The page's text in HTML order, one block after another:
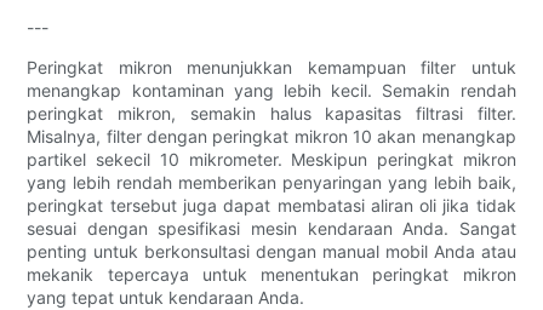
---
Peringkat mikron menunjukkan kemampuan filter untuk
menangkap kontaminan yang lebih kecil. Semakin rendah
peringkat mikron, semakin halus kapasitas filtrasi filter.
Misalnya, filter dengan peringkat mikron 10 akan menangkap
partikel sekecil 10 mikrometer. Meskipun peringkat mikron
yang lebih rendah memberikan penyaringan yang lebih baik,
peringkat tersebut juga dapat membatasi aliran oli jika tidak
sesuai dengan spesifikasi mesin kendaraan Anda. Sangat
penting untuk berkonsultasi dengan manual mobil Anda atau
mekanik tepercaya untuk menentukan peringkat mikron
yang tepat untuk kendaraan Anda.